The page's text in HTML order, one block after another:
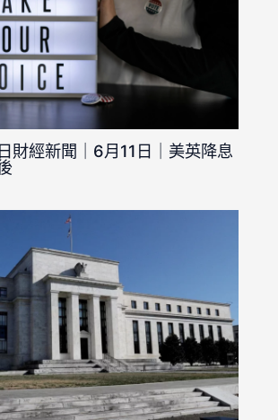
財經新聞｜6月11日｜美英降息